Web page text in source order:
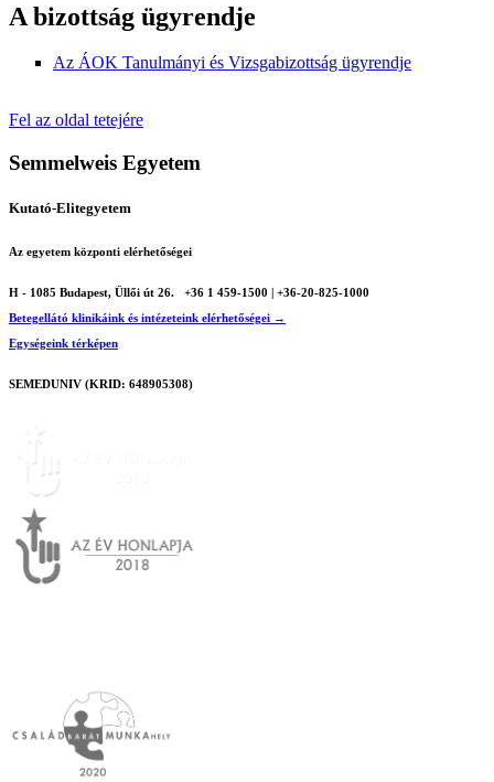
A bizottság ügyrendje
Az ÁOK Tanulmányi és Vizsgabizottság ügyrendje
Fel az oldal tetejére
Semmelweis Egyetem
Kutató-Elitegyetem
Az egyetem központi elérhetőségei
H - 1085 Budapest, Üllői út 26.
+36 1 459-1500 | +36-20-825-1000
Betegellátó klinikáink és intézeteink elérhetőségei →
Egységeink térképen
SEMEDUNIV (KRID: 648905308)